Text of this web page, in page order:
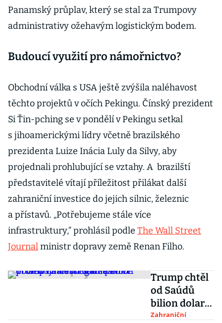
Panamský průplav, který se stal za Trumpovy
administrativy ožehavým logistickým bodem.
Budoucí využití pro námořnictvo?
Obchodní válka s USA ještě zvýšila naléhavost
těchto projektů v očích Pekingu. Čínský prezident
Si Ťin-pching se v pondělí v Pekingu setkal
s jihoamerickými lídry včetně brazilského
prezidenta Luize Inácia Luly da Silvy, aby
projednali prohlubující se vztahy. A brazilští
představitelé vítají příležitost přilákat další
zahraniční investice do jejich silnic, železnic
a přístavů. „Potřebujeme stále více
infrastruktury,“ prohlásil podle The Wall Street
Journalministr dopravy země Renan Filho.
Trump chtěl
od Saúdů
bilion dolarů
v investicích
Zahraniční